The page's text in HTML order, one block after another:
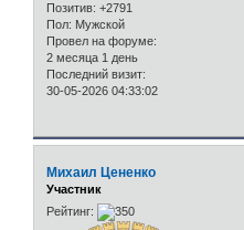
Позитив: +2791
Пол: Мужской
Провел на форуме:
2 месяца 1 день
Последний визит:
30-05-2026 04:33:02
Михаил Цененко
Участник
Рейтинг: